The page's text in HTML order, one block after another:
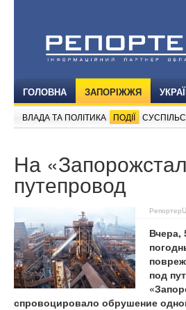
ГОЛОВНА ЗАПОРІЖЖЯ
ВЛАДА ТА ПОЛІТИКА ПОДІЇ
На
путепровод
Вчера,
под
спровоцировало обрушение